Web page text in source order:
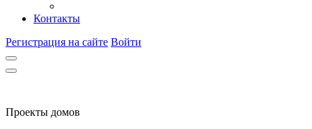
Контакты
Регистрация на сайте Войти
Проекты домов